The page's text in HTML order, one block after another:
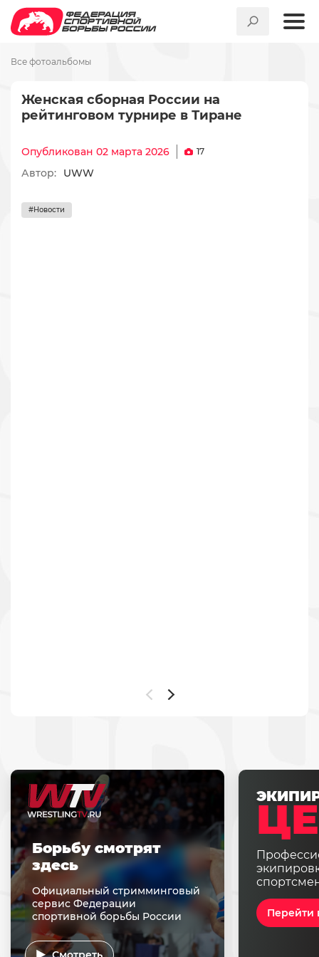
Все фотоальбомы
Женская сборная России на
рейтинговом турнире в Тиране
Опубликован 02 марта 2026 17
Автор: UWW
#Новости
Перейти
Борьбу смотрят
здесь
Официальный стримминговый
сервис Федерации
спортивной борьбы России